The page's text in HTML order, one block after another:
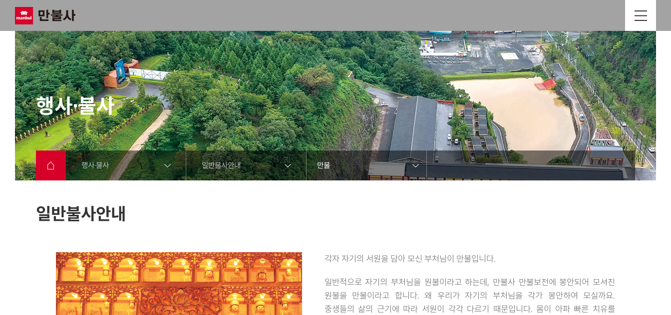
행사·불사
행사·불사 일반불사안내 만불
일반불사안내
각자 자기의 서원을 담아 모신 부처님이 만불입니다.
일반적으로 자기의 부처님을 원불이라고 하는데, 만불사 만불보전에 봉안되어 모셔진
원불을 만불이라고 합니다. 왜 우리가 자기의 부처님을 각가 봉안하여 모실까요.
중생들의 삶의 근기에 따라 서원이 각각 다르기 때문입니다. 몸이 아파 빠른 치유를